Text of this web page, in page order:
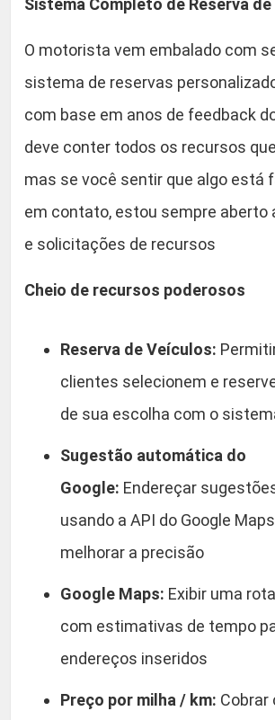
a
e
Sistema Completo de Reserva
O motorista vem embalado com
sistema de reservas
com base em anos de feedback
deve conter todos os recursos
mas se você sentir que algo está
em contato, estou sempre aberto
e solicitações de recursos
Cheio de recursos poderosos
Reserva de Veículos:
clientes selecionem e
de sua escolha com o
Sugestão automática do
Google: Endereçar
usando a API do Google
melhorar a precisão
Google Maps: Exibir uma
com estimativas de tempo
endereços inseridos
Preço por milha / km: Cobrar